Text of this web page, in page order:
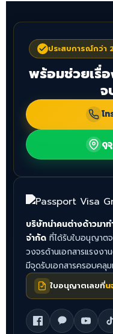
ประเทศ
ประสบการณ์กว่า
พร้อมช่วยเรื่
จ
โท
ดู
บริษัทนำคนต่างด้าวมาท
จำกัด ที่ได้รับใบอนุญาต
วงจรด้านเอกสารแรงงา
มีจุดรับเอกสารครอบคลุม
ใบอนุญาตเลขที่